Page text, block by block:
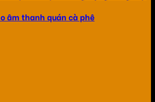
âm thanh quán cà phê